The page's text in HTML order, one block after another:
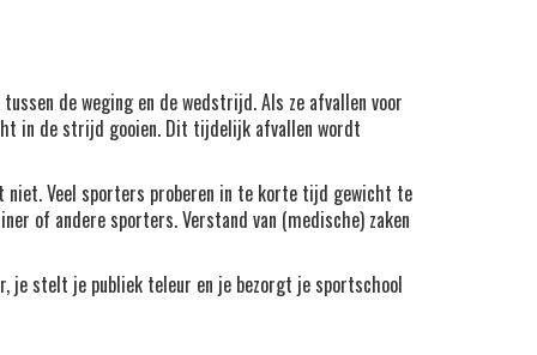
de weging en de wedstrijd. Als ze afvallen voor
in de strijd gooien. Dit tijdelijk afvallen wordt
niet. Veel sporters proberen in te korte tijd gewicht te
of andere sporters. Verstand van (medische) zaken
je stelt je publiek teleur en je bezorgt je sportschool